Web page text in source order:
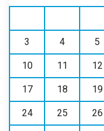
3 4 5
10 11 12
17 18 19
24 25 26